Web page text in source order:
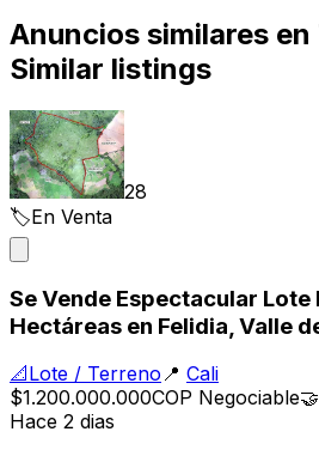
Anuncios similares en
Similar listings
28
🏷️En Venta
Se Vende Espectacular Lote
Hectáreas en Felidia, Valle
📐 Lote / Terreno 📍 Cali
$1.200.000.000COP Negociable🤝
Hace 2 dias